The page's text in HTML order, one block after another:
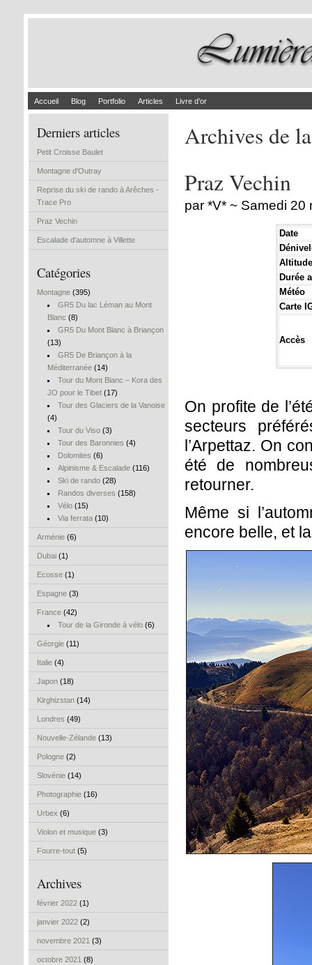
Accueil Blog Portfolio Articles Livre d’or
Derniers articles
Petit Croisse Baulet
Montagne d'Outray
Reprise du ski de rando à Arêches -
Trace Pro
Praz Vechin
Escalade d'automne à Villette
Catégories
Montagne (395)
GR5 Du lac Léman au Mont
Blanc (8)
GR5 Du Mont Blanc à Briançon
(13)
GR5 De Briançon à la
Méditerranée (14)
Tour du Mont Blanc – Kora des
JO pour le Tibet (17)
Tour des Glaciers de la Vanoise
(4)
Tour du Viso(3)
Tour des Baronnies (4)
Dolomites (6)
Alpinisme & Escalade(116)
Ski de rando(28)
Randos diverses (158)
Vélo(15)
Via ferrata(10)
Arménie (6)
Dubai (1)
Ecosse (1)
Espagne (3)
France (42)
Tour de la Gironde à vélo(6)
Géorgie (11)
Italie (4)
Japon (18)
Kirghizstan (14)
Londres (49)
Nouvelle-Zélande (13)
Pologne (2)
Slovénie (14)
Photographie (16)
Urbex (6)
Violon et musique (3)
Fourre-tout (5)
Archives
février 2022 (1)
janvier 2022 (2)
novembre 2021 (3)
octobre 2021 (8)
Archives de
Praz Vechin
par *V* ~ Samedi 20
Date
Durée
Météo
Carte
Accès
On profite de
secteurs
l’Arpettaz. On
été de
retourner.
Même si
encore belle, et